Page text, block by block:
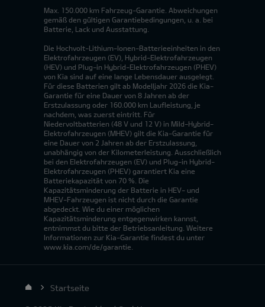
Max. 150.000 km Fahrzeug-Garantie. Abweichungen
gemäß den gültigen Garantiebedingungen, u. a. bei
Batterie, Lack und Ausstattung.
Die Hochvolt-Lithium-Ionen-Batterieeinheiten in den
Elektrofahrzeugen (EV), Hybrid-Elektrofahrzeugen
(HEV) und Plug-in Hybrid-Elektrofahrzeugen (PHEV)
von Kia sind auf eine lange Lebensdauer ausgelegt.
Für diese Batterien gilt ab Modelljahr 2026 die Kia-
Garantie für eine Dauer von 8 Jahren ab der
Erstzulassung oder 160.000 km Laufleistung, je
nachdem, was zuerst eintritt. Für
Niedervoltbatterien (48 V und 12 V) in Mild-Hybrid-
Elektrofahrzeugen (MHEV) gilt die Kia-Garantie für
eine Dauer von 2 Jahren ab der Erstzulassung,
unabhängig von der Kilometerleistung. Ausschließlich
bei den Elektrofahrzeugen (EV) und Plug-in Hybrid-
Elektrofahrzeugen (PHEV) garantiert Kia eine
Batteriekapazität von 70 %. Die
Kapazitätsminderung der Batterie in HEV- und
MHEV-Fahrzeugen ist nicht durch die Garantie
abgedeckt. Wie du einer möglichen
Kapazitätsminderung entgegenwirken kannst,
entnimmst du bitte der Betriebsanleitung. Weitere
Informationen zur Kia-Garantie findest du unter
www.kia.com/de/garantie.
Startseite